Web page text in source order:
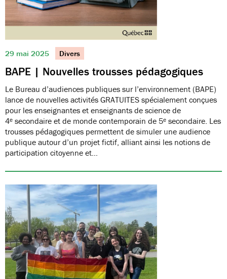
29 mai 2025 Divers
BAPE | Nouvelles trousses pédagogiques
Le Bureau d’audiences publiques sur l’environnement (BAPE)
lance de nouvelles activités GRATUITES spécialement conçues
pour les enseignantes et enseignants de science de
4ᵉ secondaire et de monde contemporain de 5ᵉ secondaire. Les
trousses pédagogiques permettent de simuler une audience
publique autour d’un projet fictif, alliant ainsi les notions de
participation citoyenne et…